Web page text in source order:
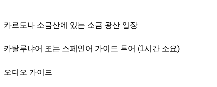
카르도나 소금산에 있는 소금 광산 입장
카탈루냐어 또는 스페인어 가이드 투어 (1시간 소요)
오디오 가이드